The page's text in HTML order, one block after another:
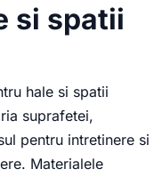
si spatii
hale si spatii
suprafetei,
pentru intretinere si
Materialele